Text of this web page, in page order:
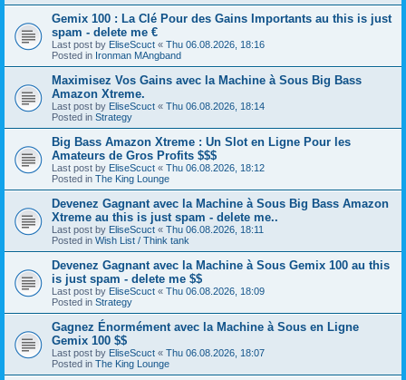
Gemix 100 : La Clé Pour des Gains Importants au this is just
spam - delete me €
Last post by EliseScuct « Thu 06.08.2026, 18:16
Posted in Ironman MAngband
Maximisez Vos Gains avec la Machine à Sous Big Bass
Amazon Xtreme.
Last post by EliseScuct « Thu 06.08.2026, 18:14
Posted in Strategy
Big Bass Amazon Xtreme : Un Slot en Ligne Pour les
Amateurs de Gros Profits $$$
Last post by EliseScuct « Thu 06.08.2026, 18:12
Posted in The King Lounge
Devenez Gagnant avec la Machine à Sous Big Bass Amazon
Xtreme au this is just spam - delete me..
Last post by EliseScuct « Thu 06.08.2026, 18:11
Posted in Wish List / Think tank
Devenez Gagnant avec la Machine à Sous Gemix 100 au this
is just spam - delete me $$
Last post by EliseScuct « Thu 06.08.2026, 18:09
Posted in Strategy
Gagnez Énormément avec la Machine à Sous en Ligne
Gemix 100 $$
Last post by EliseScuct « Thu 06.08.2026, 18:07
Posted in The King Lounge